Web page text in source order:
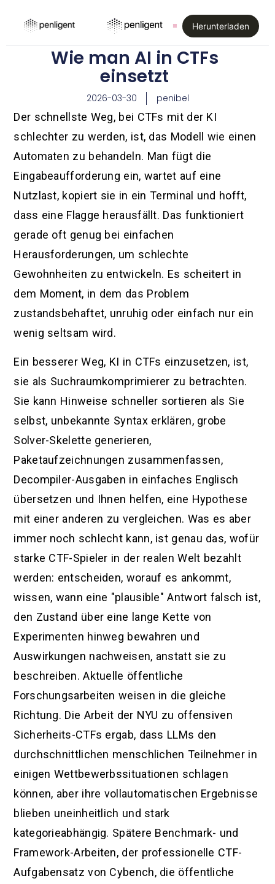
Herunterladen
Wie man AI in CTFs
einsetzt
2026-03-30 penibel
Der schnellste Weg, bei CTFs mit der KI
schlechter zu werden, ist, das Modell wie einen
Automaten zu behandeln. Man fügt die
Eingabeaufforderung ein, wartet auf eine
Nutzlast, kopiert sie in ein Terminal und hofft,
dass eine Flagge herausfällt. Das funktioniert
gerade oft genug bei einfachen
Herausforderungen, um schlechte
Gewohnheiten zu entwickeln. Es scheitert in
dem Moment, in dem das Problem
zustandsbehaftet, unruhig oder einfach nur ein
wenig seltsam wird.
Ein besserer Weg, KI in CTFs einzusetzen, ist,
sie als Suchraumkomprimierer zu betrachten.
Sie kann Hinweise schneller sortieren als Sie
selbst, unbekannte Syntax erklären, grobe
Solver-Skelette generieren,
Paketaufzeichnungen zusammenfassen,
Decompiler-Ausgaben in einfaches Englisch
übersetzen und Ihnen helfen, eine Hypothese
mit einer anderen zu vergleichen. Was es aber
immer noch schlecht kann, ist genau das, wofür
starke CTF-Spieler in der realen Welt bezahlt
werden: entscheiden, worauf es ankommt,
wissen, wann eine "plausible" Antwort falsch ist,
den Zustand über eine lange Kette von
Experimenten hinweg bewahren und
Auswirkungen nachweisen, anstatt sie zu
beschreiben. Aktuelle öffentliche
Forschungsarbeiten weisen in die gleiche
Richtung. Die Arbeit der NYU zu offensiven
Sicherheits-CTFs ergab, dass LLMs den
durchschnittlichen menschlichen Teilnehmer in
einigen Wettbewerbssituationen schlagen
können, aber ihre vollautomatischen Ergebnisse
blieben uneinheitlich und stark
kategorieabhängig. Spätere Benchmark- und
Framework-Arbeiten, der professionelle CTF-
Aufgabensatz von Cybench, die öffentliche